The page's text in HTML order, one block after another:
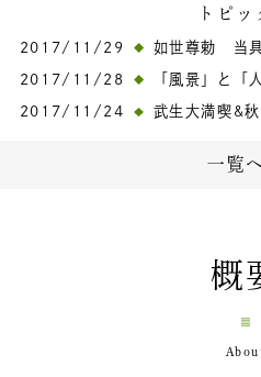
トピッ
2017/11/29 如世尊勅 当
2017/11/28 「風景」と「
2017/11/24 武生大満喫&
一覧へ
概